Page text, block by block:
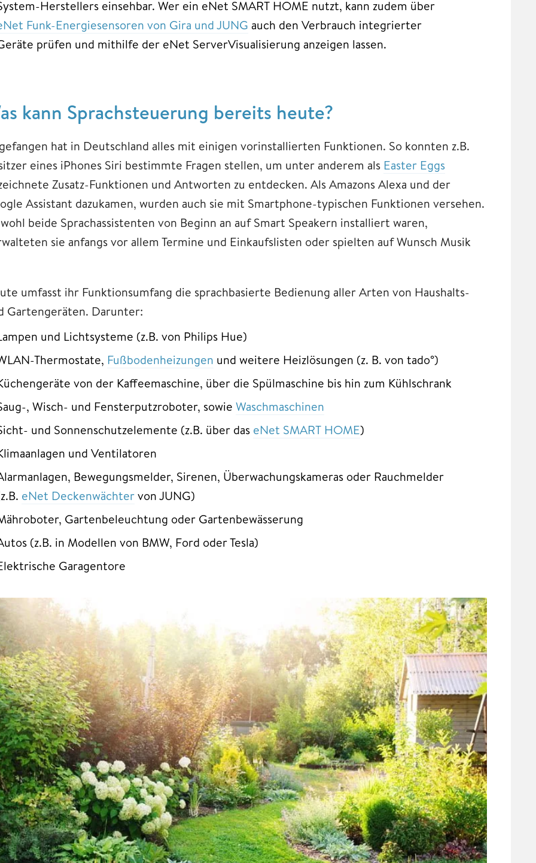
Herstellers einsehbar. Wer ein eNet SMART HOME nutzt, kann zudem über
Funk-Energiesensoren von Gira und JUNG auch den Verbrauch integrierter
prüfen und mithilfe der eNet ServerVisualisierung anzeigen lassen.
kann Sprachsteuerung bereits heute?
hat in Deutschland alles mit einigen vorinstallierten Funktionen. So konnten z.B.
eines iPhones Siri bestimmte Fragen stellen, um unter anderem als Easter Eggs
Zusatz-Funktionen und Antworten zu entdecken. Als Amazons Alexa und der
Assistant dazukamen, wurden auch sie mit Smartphone-typischen Funktionen versehen.
beide Sprachassistenten von Beginn an auf Smart Speakern installiert waren,
sie anfangs vor allem Termine und Einkaufslisten oder spielten auf Wunsch Musik
umfasst ihr Funktionsumfang die sprachbasierte Bedienung aller Arten von Haushalts-
Gartengeräten. Darunter:
und Lichtsysteme (z.B. von Philips Hue)
Thermostate, Fußbodenheizungen und weitere Heizlösungen (z. B. von tado°)
von der Kaffeemaschine, über die Spülmaschine bis hin zum Kühlschrank
, Wisch- und Fensterputzroboter, sowie Waschmaschinen
und Sonnenschutzelemente (z.B. über das eNet SMART HOME)
und Ventilatoren
Bewegungsmelder, Sirenen, Überwachungskameras oder Rauchmelder
eNet Deckenwächtervon JUNG)
Gartenbeleuchtung oder Gartenbewässerung
(z.B. in Modellen von BMW, Ford oder Tesla)
Garagentore